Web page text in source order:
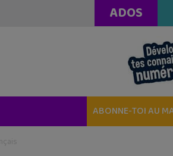
ADOS
ABONNE-TOI AU